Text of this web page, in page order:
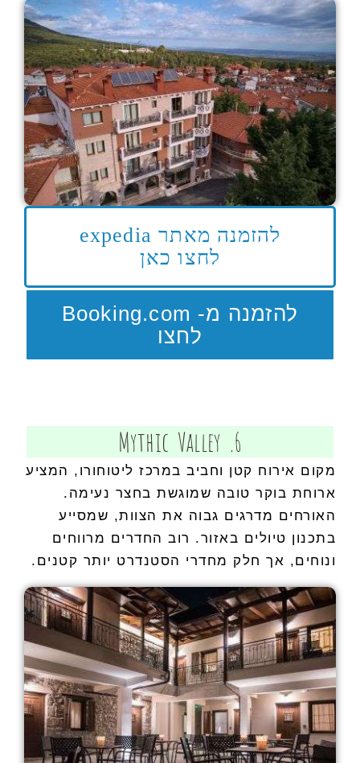
להזמנה מאתר expedia
לחצו כאן
להזמנה מ- Booking.com
לחצו
6. Mythic Valley
מקום אירוח קטן וחביב במרכז ליטוחורו, המציע
ארוחת בוקר טובה שמוגשת בחצר נעימה.
האורחים מדרגים גבוה את הצוות, שמסייע
בתכנון טיולים באזור. רוב החדרים מרווחים
ונוחים, אך חלק מחדרי הסטנדרט יותר קטנים.